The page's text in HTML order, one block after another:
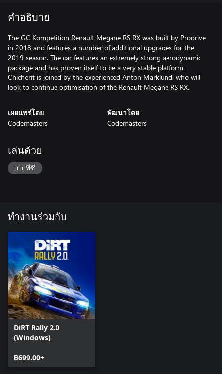
คำอธิบาย
The GC Kompetition Renault Megane RS RX was built by Prodrive
in 2018 and features a number of additional upgrades for the
2019 season. The car features an extremely strong aerodynamic
package and has proven itself to be a very stable platform.
Chicherit is joined by the experienced Anton Marklund, who will
เผยแพร่โดย
Codemasters
พัฒนาโดย
Codemasters
เล่นด้วย
พีซี
ทำงานร่วมกับ
DiRT Rally 2.0
(Windows)
฿699.00+